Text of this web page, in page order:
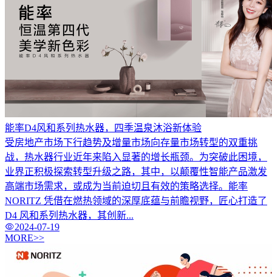
能率D4风和系列热水器，四季温泉沐浴新体验
受房地产市场下行趋势及增量市场向存量市场转型的双重挑
战，热水器行业近年来陷入显著的增长瓶颈。为突破此困境，
业界正积极探索转型升级之路，其中，以颠覆性智能产品激发
高端市场需求，或成为当前迫切且有效的策略选择。能率
NORITZ 凭借在燃热领域的深厚底蕴与前瞻视野，匠心打造了
D4 风和系列热水器，其创新...
2024-07-19
MORE>>